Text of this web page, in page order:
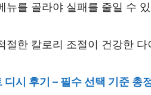
뉴를 골라야 실패를 줄일 수
절한 칼로리 조절이 건강한
시 후기 – 필수 선택 기준 총